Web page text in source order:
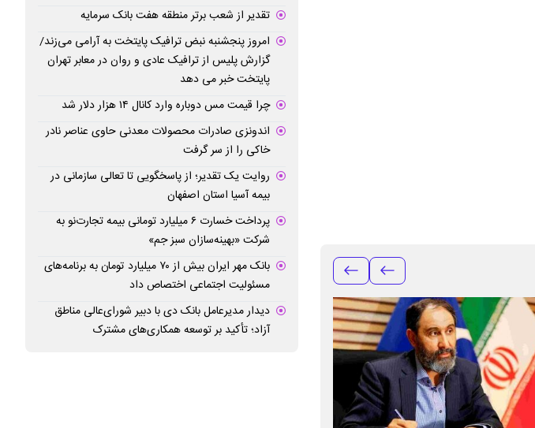
تقدیر از شعب برتر منطقه هفت بانک سرمایه
امروز پنجشنبه نبض ترافیک پایتخت به آرامی می‌زند/
گزارش پلیس از ترافیک عادی و روان در معابر تهران
پایتخت خبر می دهد
چرا قیمت مس دوباره وارد کانال ۱۴ هزار دلار شد
اندونزی صادرات محصولات معدنی حاوی عناصر نادر
خاکی را از سر گرفت
روایت یک تقدیر؛ از پاسخگویی تا تعالی سازمانی در
بیمه آسیا استان اصفهان
پرداخت خسارت ۶ میلیارد تومانی بیمه تجارت‌نو به
شرکت «بهینه‌سازان سبز جم»
بانک مهر ایران بیش از ۷۰ میلیارد تومان به برنامه‌های
مسئولیت اجتماعی اختصاص داد
دیدار مدیرعامل بانک دی با دبیر شورای‌عالی مناطق
آزاد؛ تأکید بر توسعه همکاری‌های مشترک